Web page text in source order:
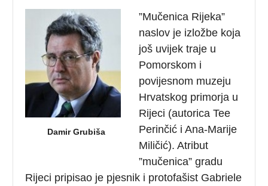
Damir Grubiša
”Mučenica Rijeka”
naslov je izložbe koja
još uvijek traje u
Pomorskom i
povijesnom muzeju
Hrvatskog primorja u
Rijeci (autorica Tee
Perinčić i Ana-Marije
Miličić). Atribut
”mučenica” gradu
Rijeci pripisao je pjesnik i protofašist Gabriele